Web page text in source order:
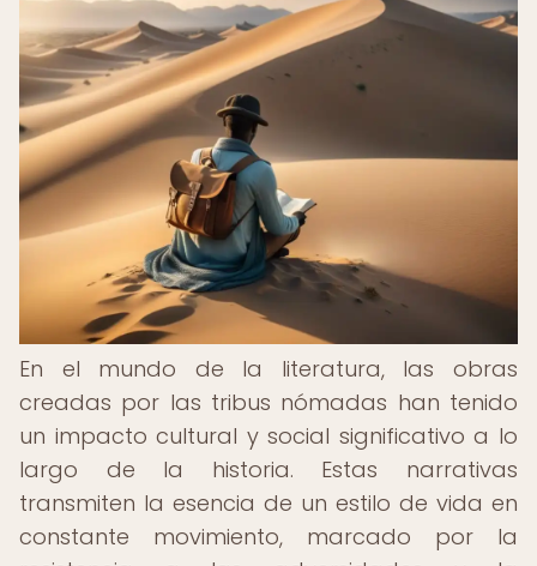
En el mundo de la literatura, las obras
creadas por las tribus nómadas han tenido
un impacto cultural y social significativo a lo
largo de la historia. Estas narrativas
transmiten la esencia de un estilo de vida en
constante movimiento, marcado por la